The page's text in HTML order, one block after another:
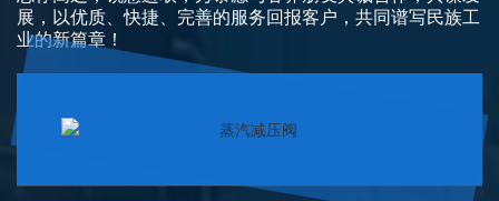
查看更多 
PN16/PN40
ANSI 150/300
展，以优质、快捷、完善的服务回报客户，共同谱写民族工
业的新篇章！